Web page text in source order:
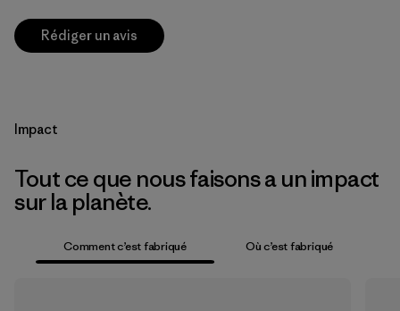
Rédiger un avis
Impact
Tout ce que nous faisons a un impact
sur la planète.
Comment c’est fabriqué Où c’est fabriqué